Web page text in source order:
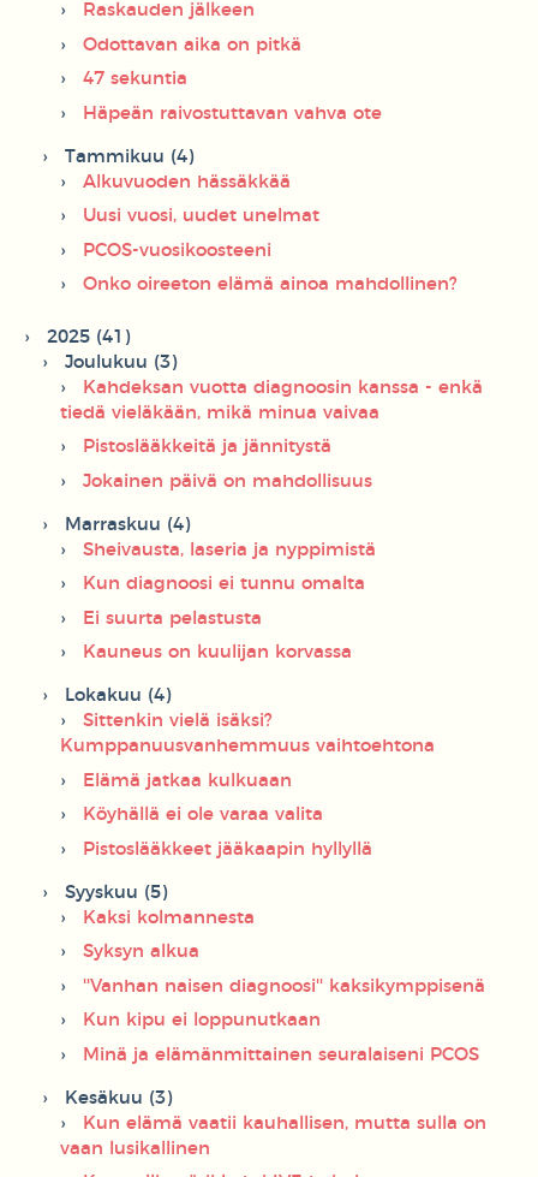
Raskauden jälkeen
Odottavan aika on pitkä
47 sekuntia
Häpeän raivostuttavan vahva ote
Tammikuu (4)
Alkuvuoden hässäkkää
Uusi vuosi, uudet unelmat
PCOS-vuosikoosteeni
Onko oireeton elämä ainoa mahdollinen?
2025 (41)
Joulukuu (3)
Kahdeksan vuotta diagnoosin kanssa - enkä
tiedä vieläkään, mikä minua vaivaa
Pistoslääkkeitä ja jännitystä
Jokainen päivä on mahdollisuus
Marraskuu (4)
Sheivausta, laseria ja nyppimistä
Kun diagnoosi ei tunnu omalta
Ei suurta pelastusta
Kauneus on kuulijan korvassa
Lokakuu (4)
Sittenkin vielä isäksi?
Kumppanuusvanhemmuus vaihtoehtona
Elämä jatkaa kulkuaan
Köyhällä ei ole varaa valita
Pistoslääkkeet jääkaapin hyllyllä
Syyskuu (5)
Kaksi kolmannesta
Syksyn alkua
''Vanhan naisen diagnoosi'' kaksikymppisenä
Kun kipu ei loppunutkaan
Minä ja elämänmittainen seuralaiseni PCOS
Kesäkuu (3)
Kun elämä vaatii kauhallisen, mutta sulla on
vaan lusikallinen